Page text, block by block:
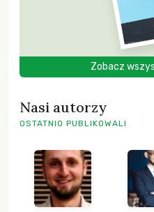
Zobacz
Nasi autorzy
OSTATNIO PUBLIKOWALI